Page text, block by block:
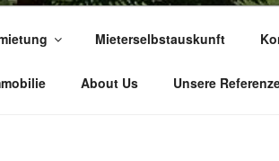
Mieterselbstauskunft
About Us Unsere